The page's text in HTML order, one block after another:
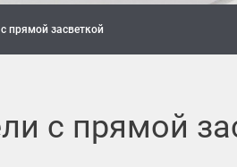
прямой засветкой
с прямой